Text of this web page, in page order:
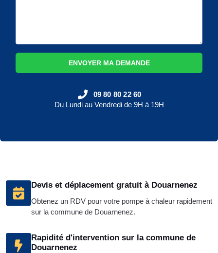
Devis et déplacement gratuit à Douarnenez
Obtenez un RDV pour votre pompe à chaleur rapidement
sur la commune de Douarnenez.
Rapidité d'intervention sur la commune de
Douarnenez
ENVOYER MA DEMANDE
09 80 80 22 60
Du Lundi au Vendredi de 9H à 19H